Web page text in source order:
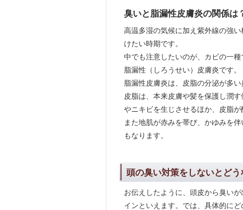
臭いと脂漏性皮膚炎の関係は
高温多湿の気候に加え紫外線の強
けたい時期です。
中でも注意したいのが、カビの一
脂漏性（しろうせい）皮膚炎です。
脂漏性皮膚炎は、皮脂の分泌が多
皮脂は、本来皮膚や髪を保護し潤
やニキビを生じさせるほか、皮脂
また地肌が赤みを帯び、かゆみを
もなります。
頭の臭い対策をしないとどう
お伝えしたように、頭皮から臭い
インといえます。では、具体的に